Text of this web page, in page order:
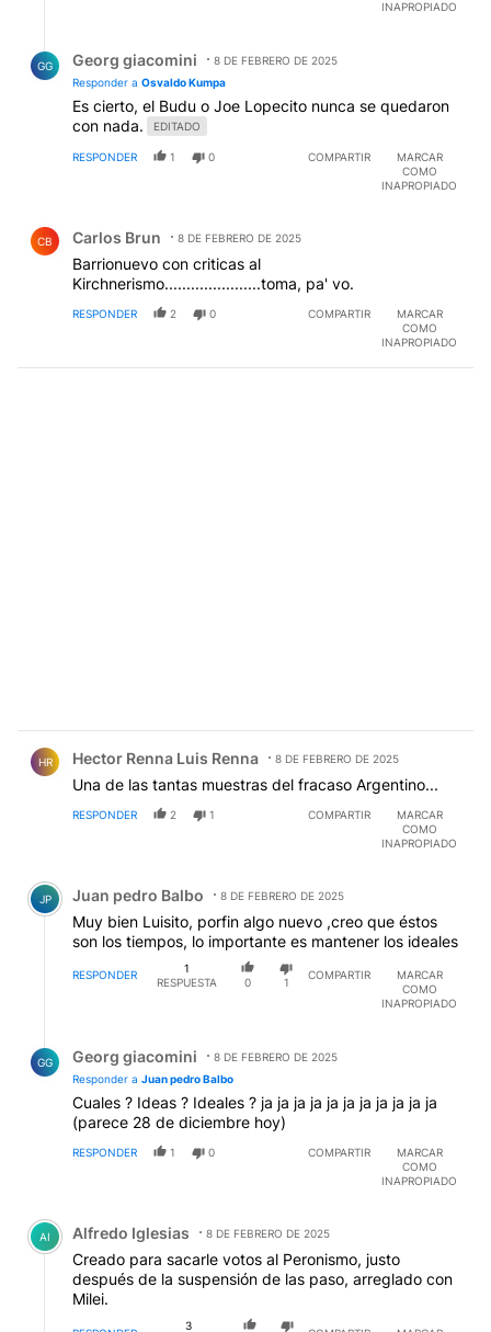
INAPROPIADO
GG Georg giacomini
8 DE FEBRERO DE 2025
Responder a Osvaldo Kumpa
Es cierto, el Budu o Joe Lopecito nunca se quedaron
con nada.
EDITADO
RESPONDER 1 0 COMPARTIR
MARCAR
COMO
INAPROPIADO
CB Carlos Brun 8 DE FEBRERO DE 2025
Barrionuevo con criticas al
Kirchnerismo......................toma, pa' vo.
RESPONDER 2 0 COMPARTIR
MARCAR
COMO
INAPROPIADO
HR Hector Renna Luis Renna 8 DE FEBRERO DE 2025
Una de las tantas muestras del fracaso Argentino...
RESPONDER 2 1 COMPARTIR
MARCAR
COMO
INAPROPIADO
Comentario de Juan pedro Balbo.
JP Juan pedro Balbo 8 DE FEBRERO DE 2025
Muy bien Luisito, porfin algo nuevo ,creo que éstos
son los tiempos, lo importante es mantener los ideales
RESPONDER
1
RESPUESTA
0 1
COMPARTIR
MARCAR
COMO
INAPROPIADO
GG Georg giacomini
8 DE FEBRERO DE 2025
Responder a Juan pedro Balbo
Cuales ? Ideas ? Ideales ? ja ja ja ja ja ja ja ja ja ja ja
(parece 28 de diciembre hoy)
RESPONDER 1 0 COMPARTIR
MARCAR
COMO
INAPROPIADO
Comentario de Alfredo Iglesias.
AI Alfredo Iglesias 8 DE FEBRERO DE 2025
Creado para sacarle votos al Peronismo, justo
después de la suspensión de las paso, arreglado con
Milei.
3